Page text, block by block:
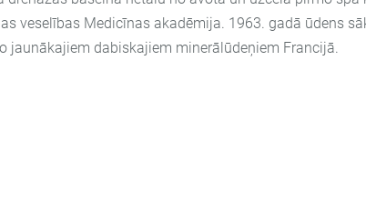
veselības Medicīnas akadēmija. 1963. gadā ūdens
jaunākajiem dabiskajiem minerālūdeņiem Francijā.